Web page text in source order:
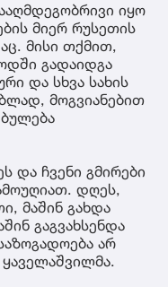
იყო
მიერ რუსეთის
მისი თქმით,
გადაიდგა
და სხვა სახის
მოგვიანებით
და ჩვენი გმირები
დღეს,
მაშინ გახდა
გაგვახსენდა
არ
ყაველაშვილმა.